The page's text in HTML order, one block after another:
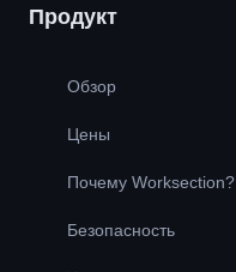
Продукт
Обзор
Цены
Почему Worksection?
Безопасность